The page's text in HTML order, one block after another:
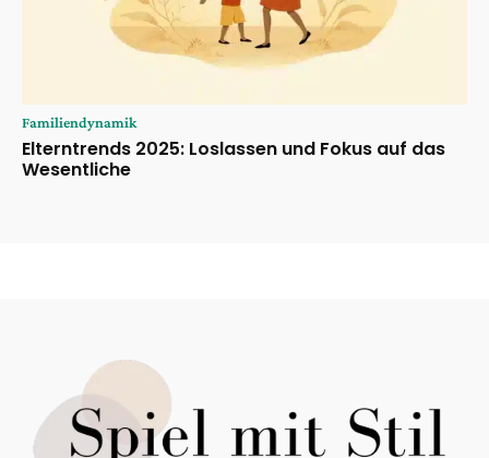
Familiendynamik
Elterntrends 2025: Loslassen und Fokus auf das
Wesentliche